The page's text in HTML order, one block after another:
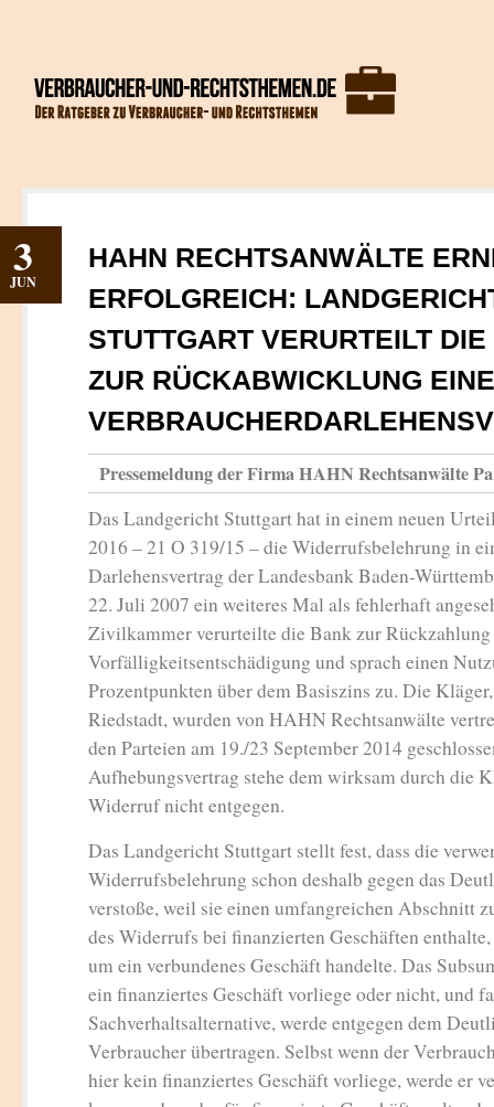
HAHN RECHTSANWÄLTE
ERFOLGREICH:
STUTTGART VERURTEILT
ZUR RÜCKABWICKLUNG
3
JUN
Pressemeldung der Firma HAHN Rechtsanwälte
Das Landgericht Stuttgart hat in einem neuen
2016 – 21 O 319/15 – die Widerrufsbelehrung in
Darlehensvertrag der Landesbank Baden-
22. Juli 2007 ein weiteres Mal als fehlerhaft
Zivilkammer verurteilte die Bank zur Rückzahlung
Vorfälligkeitsentschädigung und sprach einen
Prozentpunkten über dem Basiszins zu. Die
Riedstadt, wurden von HAHN Rechtsanwälte
den Parteien am 19./23 September 2014
Aufhebungsvertrag stehe dem wirksam durch die
Widerruf nicht entgegen.
Das Landgericht Stuttgart stellt fest, dass die
Widerrufsbelehrung schon deshalb gegen das
verstoße, weil sie einen umfangreichen Abschnitt
des Widerrufs bei finanzierten Geschäften
um ein verbundenes Geschäft handelte. Das
ein finanziertes Geschäft vorliege oder nicht, und
Sachverhaltsalternative, werde entgegen dem
Verbraucher übertragen. Selbst wenn der
hier kein finanziertes Geschäft vorliege, werde er